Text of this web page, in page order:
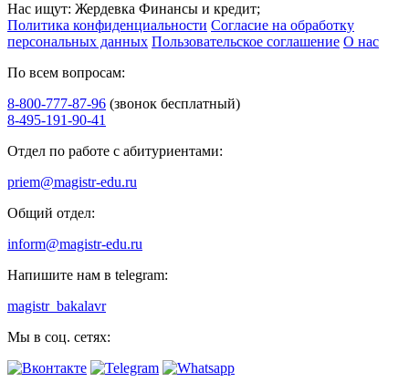
Нас ищут: Жердевка Финансы и кредит;
Политика конфиденциальности Согласие на обработку
персональных данных Пользовательское соглашение О нас
По всем вопросам:
8-800-777-87-96 (звонок бесплатный)
8-495-191-90-41
Отдел по работе с абитуриентами:
priem@magistr-edu.ru
Общий отдел:
inform@magistr-edu.ru
Напишите нам в telegram:
magistr_bakalavr
Мы в соц. сетях: